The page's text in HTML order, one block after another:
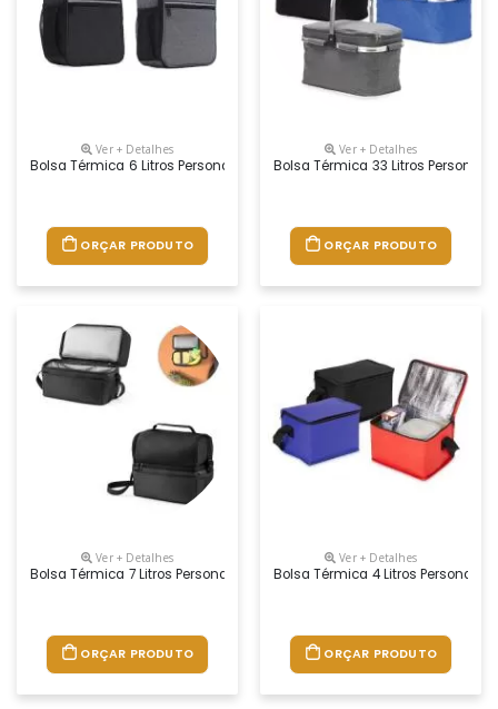
Ver + Detalhes
Bolsa Térmica 6 Litros Personalizada
ORÇAR PRODUTO
Ver + Detalhes
Bolsa Térmica 33 Litros
ORÇAR PRODUTO
Ver + Detalhes
Bolsa Térmica 7 Litros Personalizado
ORÇAR PRODUTO
Ver + Detalhes
Bolsa Térmica 4 Litros
ORÇAR PRODUTO